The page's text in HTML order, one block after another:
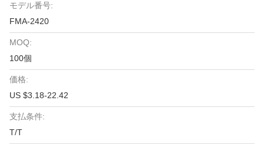
モデル番号:
FMA-2420
MOQ:
100個
価格:
US $3.18-22.42
支払条件:
T/T